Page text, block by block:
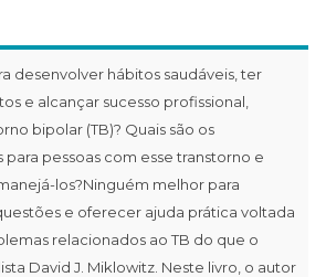
desenvolver hábitos saudáveis, ter
e alcançar sucesso profissional,
bipolar (TB)? Quais são os
para pessoas com esse transtorno e
los?Ninguém melhor para
e oferecer ajuda prática voltada
relacionados ao TB do que o
David J. Miklowitz. Neste livro, o autor